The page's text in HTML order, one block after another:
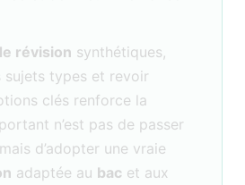
révision synthétiques,
sujets types et revoir
clés renforce la
n’est pas de passer
d’adopter une vraie
adaptée au bac et aux